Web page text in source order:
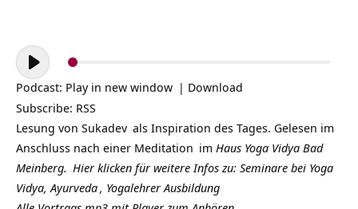
Audio-
Player
Podcast: Play in new window | Download
Subscribe: RSS
Lesung von Sukadev als Inspiration des Tages. Gelesen im
Anschluss nach einer Meditation im Haus Yoga Vidya Bad
Meinberg. Hier klicken für weitere Infos zu: Seminare bei Yoga
Vidya,Ayurveda, Yogalehrer Ausbildung